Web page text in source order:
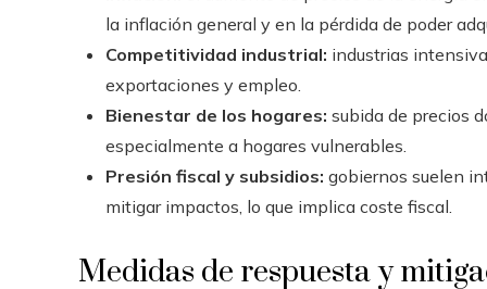
la inflación general y en la pérdida de poder
Competitividad industrial: industrias
exportaciones y empleo.
Bienestar de los hogares: subida de precios
especialmente a hogares vulnerables.
Presión fiscal y subsidios: gobiernos suelen
mitigar impactos, lo que implica coste fiscal.
Medidas de respuesta y